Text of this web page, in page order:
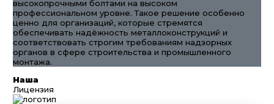
высокопрочными болтами на высоком
профессиональном уровне. Такое решение особенно
ценно для организаций, которые стремятся
обеспечивать надёжность металлоконструкций и
соответствовать строгим требованиям надзорных
органов в сфере строительства и промышленного
монтажа.
Наша
Лицензия